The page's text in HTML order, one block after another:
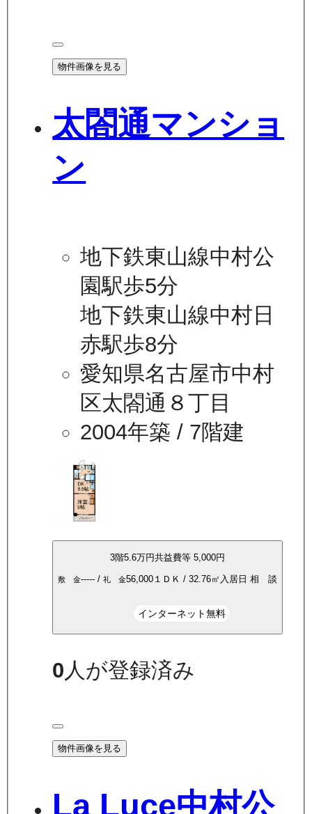
物件画像を見る
太閤通マンショ
ン
地下鉄東山線中村公
園駅歩5分
地下鉄東山線中村日
赤駅歩8分
愛知県名古屋市中村
区太閤通８丁目
2004年築 / 7階建
3階5.6万円共益費等5,000円
敷 金----- /礼 金56,000 １ＤＫ /32.76㎡ 入居日相 談
インターネット無料
0 人が登録済み
物件画像を見る
La Luce中村公